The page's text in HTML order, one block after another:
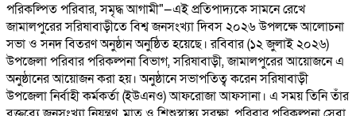
পরিকল্পিত পরিবার, সমৃদ্ধ আগামী"—এই প্রতিপাদ্যকে সামনে রেখে
জামালপুরের সরিষাবাড়ীতে বিশ্ব জনসংখ্যা দিবস ২০২৬ উপলক্ষে আলোচনা
সভা ও সনদ বিতরণ অনুষ্ঠান অনুষ্ঠিত হয়েছে। রবিবার (১২ জুলাই ২০২৬)
উপজেলা পরিবার পরিকল্পনা বিভাগ, সরিষাবাড়ী, জামালপুরের আয়োজনে এ
অনুষ্ঠানের আয়োজন করা হয়। অনুষ্ঠানে সভাপতিত্ব করেন সরিষাবাড়ী
উপজেলা নির্বাহী কর্মকর্তা (ইউএনও) আফরোজা আফসানা। এ সময় তিনি তাঁর